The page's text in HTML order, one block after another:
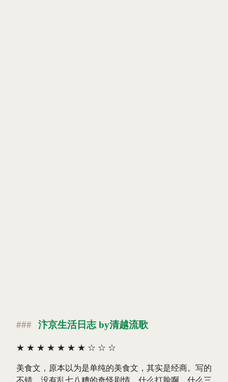
汴京生活日志 by清越流歌
★ ★ ★ ★ ★ ★ ★ ☆ ☆ ☆
美食文，原本以为是单纯的美食文，其实是经商。写的
不错，没有乱七八糟的奇怪剧情，什么打脸啊，什么三